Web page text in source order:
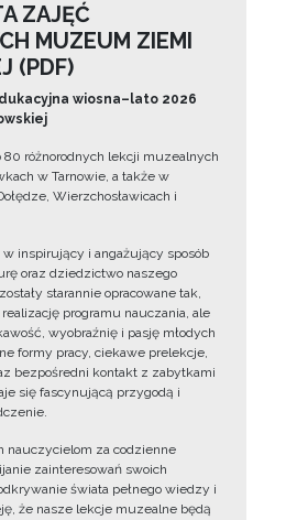
ZAJĘĆ
MUZEUM ZIEMI
(PDF)
wiosna–lato 2026
różnorodnych lekcji muzealnych
w Tarnowie, a także w
Wierzchosławicach i
w inspirujący i angażujący sposób
oraz dziedzictwo naszego
starannie opracowane tak,
programu nauczania, ale
wyobraźnię i pasję młodych
formy pracy, ciekawe prelekcje,
bezpośredni kontakt z zabytkami
się fascynującą przygodą i
za codzienne
zainteresowań swoich
świata pełnego wiedzy i
że nasze lekcje muzealne będą